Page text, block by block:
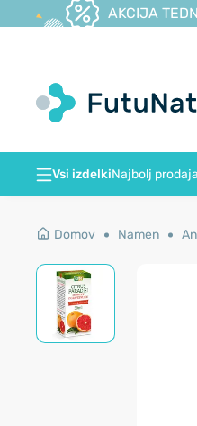
AKCIJA
Vsi izdelkiNajbolj
Domov Namen